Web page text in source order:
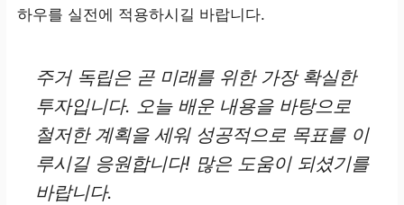
하우를 실전에 적용하시길 바랍니다.
주거 독립은 곧 미래를 위한 가장 확실한
투자입니다. 오늘 배운 내용을 바탕으로
철저한 계획을 세워 성공적으로 목표를 이
루시길 응원합니다! 많은 도움이 되셨기를
바랍니다.